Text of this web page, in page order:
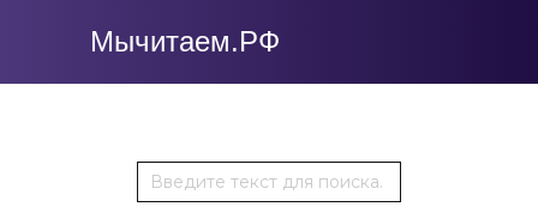
Мычитаем.РФ